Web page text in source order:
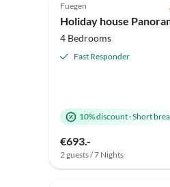
Super Host
Fuegen
Holiday house
4 Bedrooms
Fast Responder
10% discount·Short
€693.-
2 guests / 7 Nights
5.0 (5)